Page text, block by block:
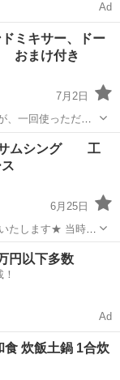
Ad
ミキサー、ドー
おまけ付き
7月2日
一回使っただけ
適切な温度で溶か
たが、飽きてしま
チョコ
サムシング 工
6月25日
たします★ 当時流
箱
円以下多数
Ad
炊飯土鍋 1合炊